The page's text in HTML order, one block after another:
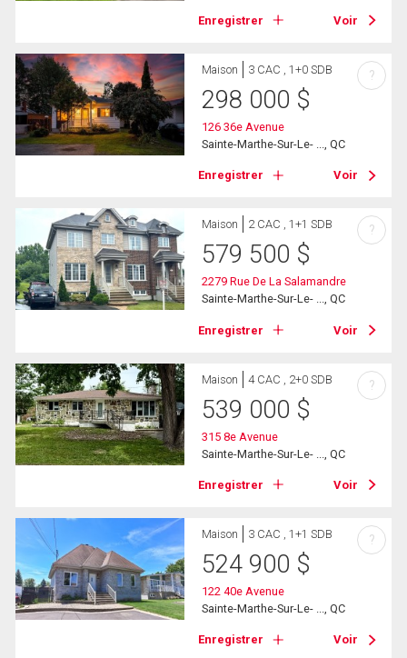
Enregistrer Voir
Maison 3 CAC , 1+0 SDB
298 000 $
126 36e Avenue
Sainte-Marthe-Sur-Le- ..., QC
Enregistrer Voir
?
Maison 2 CAC , 1+1 SDB
579 500 $
2279 Rue De La Salamandre
Sainte-Marthe-Sur-Le- ..., QC
Enregistrer Voir
?
Maison 4 CAC , 2+0 SDB
539 000 $
315 8e Avenue
Sainte-Marthe-Sur-Le- ..., QC
Enregistrer Voir
?
Maison 3 CAC , 1+1 SDB
524 900 $
122 40e Avenue
Sainte-Marthe-Sur-Le- ..., QC
Enregistrer Voir
?